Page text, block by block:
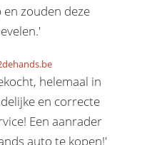
zouden deze
helemaal in
en correcte
Een aanrader
auto te kopen!'